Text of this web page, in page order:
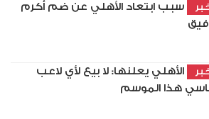
سبب ابتعاد الأهلي عن ضم أكرم
الأهلي يعلنها: لا بيع لأي لاعب
هذا الموسم